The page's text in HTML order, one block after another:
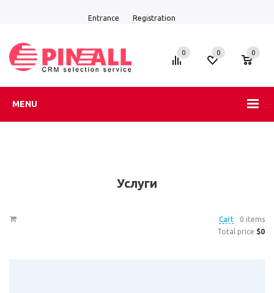
Entrance Registration
MENU
0 0 0
Услуги
Cart
0 items
Total price $0